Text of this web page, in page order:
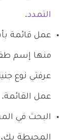
التمدد.
عمل قائمة
منها إسم
عرفتي نوع
عمل القائمة.
البحث في
المحيطة